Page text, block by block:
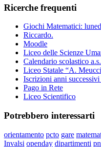
Ricerche frequenti
Giochi Matematici:
Riccardo.
Moodle
Liceo delle Scienze
Calendario scolastico
Liceo Statale “A.
Iscrizioni anni
Pago in Rete
Liceo Scientifico
Potrebbero interessarti
orientamento pcto gare
Invalsi openday dipartimenti